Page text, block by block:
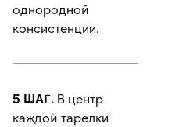
однородной
консистенции.
5 ШАГ. В центр
каждой тарелки